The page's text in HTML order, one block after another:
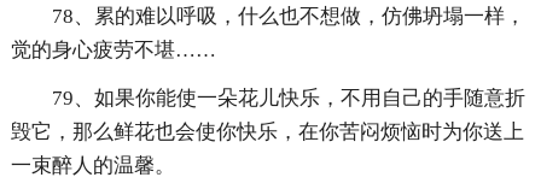
78、累的难以呼吸，什么也不想做，仿佛坍塌一样，
觉的身心疲劳不堪……
79、如果你能使一朵花儿快乐，不用自己的手随意折
毁它，那么鲜花也会使你快乐，在你苦闷烦恼时为你送上
一束醉人的温馨。